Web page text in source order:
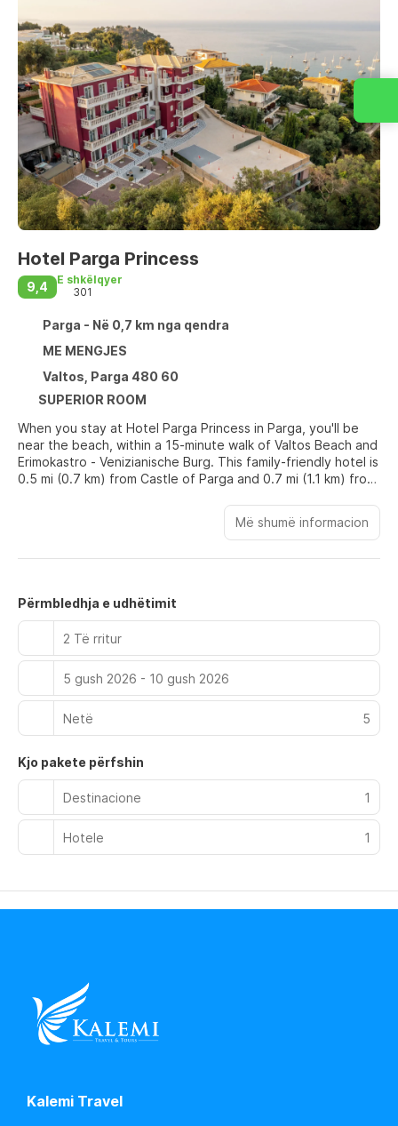
Hotel Parga Princess
9,4
E shkëlqyer
301
Parga - Në 0,7 km nga qendra
ME MENGJES
Valtos, Parga 480 60
SUPERIOR ROOM
When you stay at Hotel Parga Princess in Parga, you'll be
near the beach, within a 15-minute walk of Valtos Beach and
Erimokastro - Venizianische Burg. This family-friendly hotel is
0.5 mi (0.7 km) from Castle of Parga and 0.7 mi (1.1 km) from
Pamper yourself with onsite body treatments or enjoy
features complimentary wireless internet access, wedding
ride to the beach or shopping on the complimentary shuttle.
Make yourself at home in one of the 18 individually
decorated guestrooms, featuring minibars and LED
televisions. Your bed comes with down comforters and
premium bedding. Rooms have private furnished balconies.
Complimentary wireless internet access keeps you
connected, and satellite programming is available for your
entertainment. Private bathrooms have rainfall showerheads
Take advantage of the hotel's room service (during limited
hours). Buffet breakfasts are available daily from 8 AM to 10
AM for a fee.
Featured amenities include limo/town car service, a
Më shumë informacion
Përmbledhja e udhëtimit
2 Të rritur
5 gush 2026 - 10 gush 2026
Netë 5
Kjo pakete përfshin
Destinacione 1
Hotele 1
Kalemi Travel